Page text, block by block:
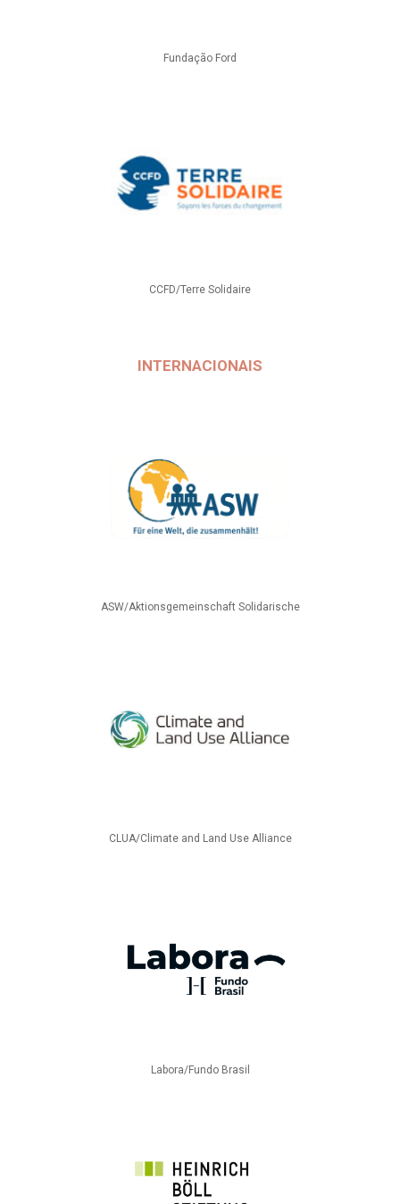
Fundação Ford
CCFD/Terre Solidaire
INTERNACIONAIS
ASW/Aktionsgemeinschaft Solidarische
CLUA/Climate and Land Use Alliance
Labora/Fundo Brasil